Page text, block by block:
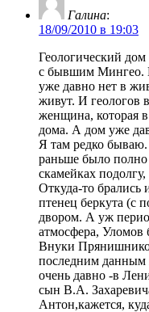
Галина:
18/09/2010 в 19:03
Геологический
с бывшим Мингео.
уже давно нет в
живут. И геологов
женщина, которая
дома. А дом уже
Я там редко бываю.
раньше было
скамейках
Откуда-то брались
птенец беркута (с
двором. А уж
атмосфера,
Внуки
последним данным
очень давно -в
сын В.А.
Антон,кажется,